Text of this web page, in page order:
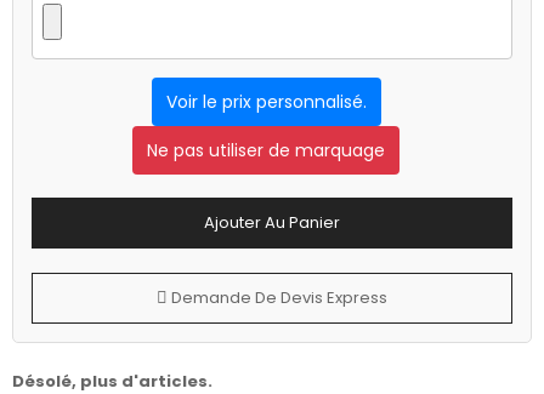
Voir le prix personnalisé.
Ne pas utiliser de marquage
Ajouter Au Panier
Demande De Devis Express
Désolé, plus d'articles.